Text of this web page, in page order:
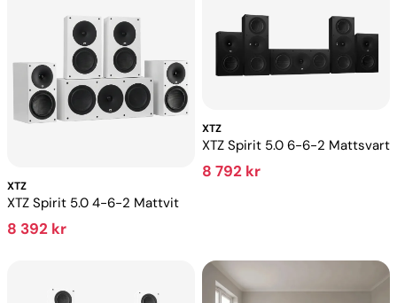
XTZ
XTZ Spirit 5.0 4-6-2 Mattvit
8 392 kr
XTZ
XTZ Spirit 5.0 6-6-2 Mattsvart
8 792 kr